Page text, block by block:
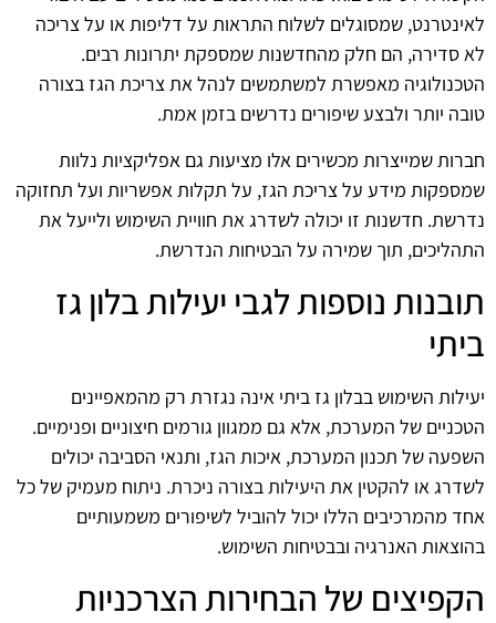
לאינטרנט, שמסוגלים לשלוח התראות על דליפות או על צריכה
לא סדירה, הם חלק מהחדשנות שמספקת יתרונות רבים.
הטכנולוגיה מאפשרת למשתמשים לנהל את צריכת הגז בצורה
טובה יותר ולבצע שיפורים נדרשים בזמן אמת.
חברות שמייצרות מכשירים אלו מציעות גם אפליקציות נלוות
שמספקות מידע על צריכת הגז, על תקלות אפשריות ועל תחזוקה
נדרשת. חדשנות זו יכולה לשדרג את חוויית השימוש ולייעל את
התהליכים, תוך שמירה על הבטיחות הנדרשת.
תובנות נוספות לגבי יעילות בלון גז
ביתי
יעילות השימוש בבלון גז ביתי אינה נגזרת רק מהמאפיינים
הטכניים של המערכת, אלא גם ממגוון גורמים חיצוניים ופנימיים.
השפעה של תכנון המערכת, איכות הגז, ותנאי הסביבה יכולים
לשדרג או להקטין את היעילות בצורה ניכרת. ניתוח מעמיק של כל
אחד מהמרכיבים הללו יכול להוביל לשיפורים משמעותיים
בהוצאות האנרגיה ובבטיחות השימוש.
הקפיצים של הבחירות הצרכניות